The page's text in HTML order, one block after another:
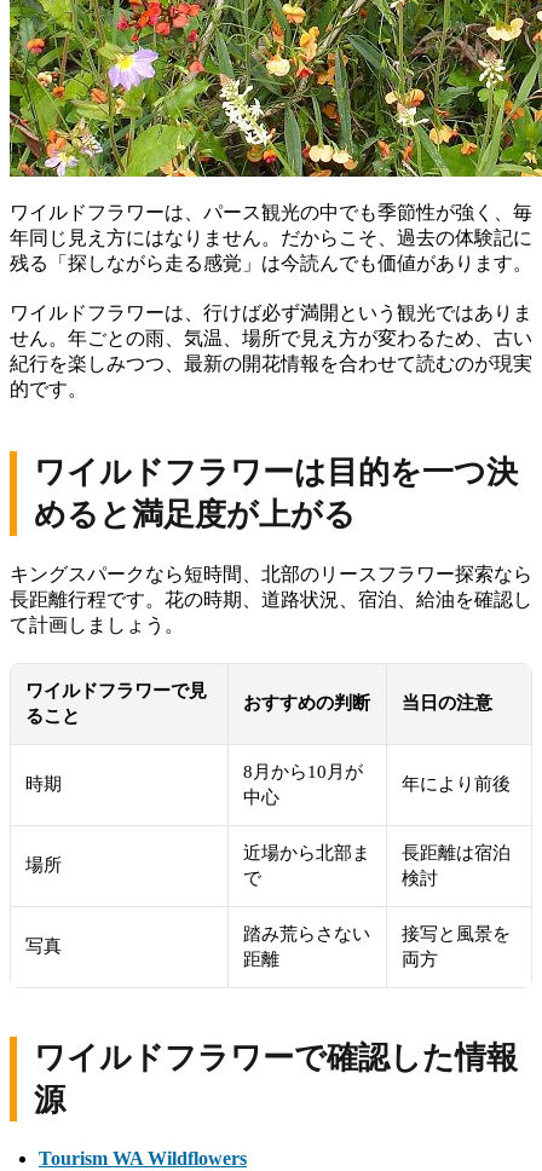
ワイルドフラワーは、パース観光の中でも季節性が強く、毎
年同じ見え方にはなりません。だからこそ、過去の体験記に
残る「探しながら走る感覚」は今読んでも価値があります。
ワイルドフラワーは、行けば必ず満開という観光ではありま
せん。年ごとの雨、気温、場所で見え方が変わるため、古い
紀行を楽しみつつ、最新の開花情報を合わせて読むのが現実
的です。
ワイルドフラワーは目的を一つ決
めると満足度が上がる
キングスパークなら短時間、北部のリースフラワー探索なら
長距離行程です。花の時期、道路状況、宿泊、給油を確認し
て計画しましょう。
ワイルドフラワーで見
ること
おすすめの判断 当日の注意
時期
8月から10月が
中心
年により前後
場所
近場から北部ま
で
長距離は宿泊
検討
写真
踏み荒らさない
距離
接写と風景を
両方
ワイルドフラワーで確認した情報
源
Tourism WA Wildflowers